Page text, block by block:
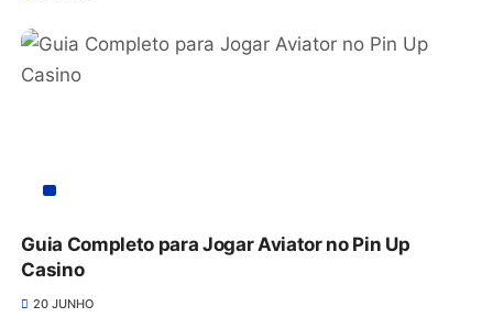
Guia Completo para Jogar Aviator no Pin Up
Casino
20 JUNHO